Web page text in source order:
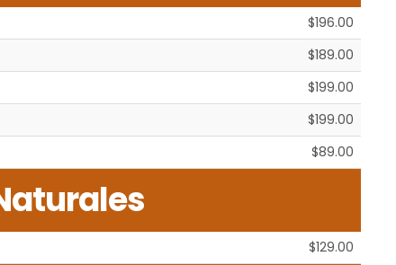
$196.00
$189.00
$199.00
$199.00
$89.00
$129.00